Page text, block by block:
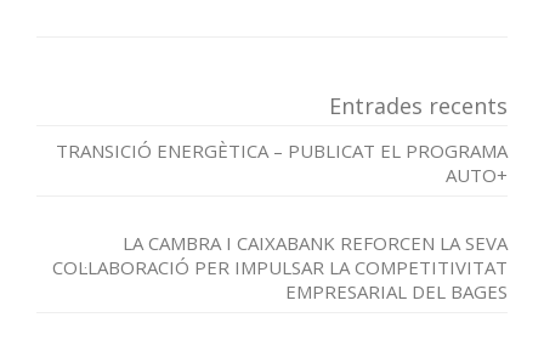
Entrades recents
TRANSICIÓ ENERGÈTICA – PUBLICAT EL PROGRAMA
AUTO+
LA CAMBRA I CAIXABANK REFORCEN LA SEVA
COL·LABORACIÓ PER IMPULSAR LA COMPETITIVITAT
EMPRESARIAL DEL BAGES